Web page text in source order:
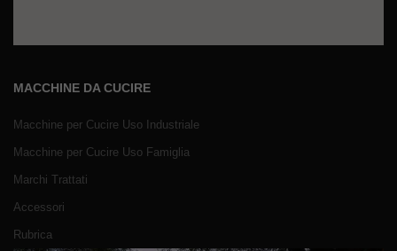
MACCHINE DA CUCIRE
Macchine per Cucire Uso Industriale
Macchine per Cucire Uso Famiglia
Marchi Trattati
Accessori
Rubrica